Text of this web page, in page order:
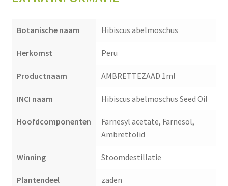
Botanische naam Hibiscus abelmoschus
Herkomst Peru
Productnaam AMBRETTEZAAD 1ml
INCI naam Hibiscus abelmoschus Seed Oil
Hoofdcomponenten
Farnesyl acetate, Farnesol,
Ambrettolid
Winning Stoomdestillatie
Plantendeel zaden